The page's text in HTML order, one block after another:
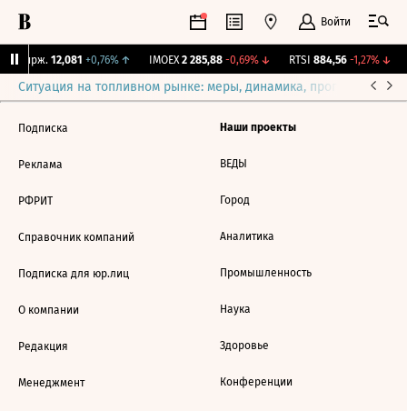
Войти
Бирж. 12,081 +0,76%↑ IMOEX 2 285,88 -0,69%↓ RTSI 884,56 -1,27%↓
Ситуация на топливном рынке: меры, динамика, прогнозы
Подписка
Реклама
РФРИТ
Справочник компаний
Подписка для юр.лиц
О компании
Редакция
Менеджмент
Наши проекты
ВЕДЫ
Город
Аналитика
Промышленность
Наука
Здоровье
Конференции